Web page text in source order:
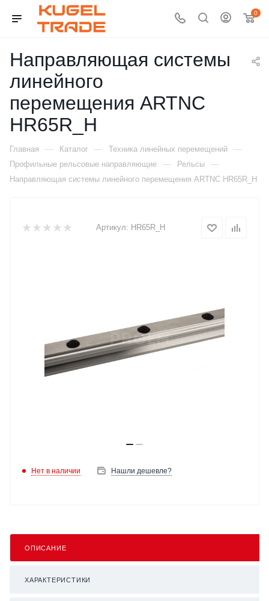
0
Направляющая системы
линейного
перемещения ARTNC
HR65R_H
Главная — Каталог — Техника линейных перемещений —
Профильные рельсовые направляющие — Рельсы —
Направляющая системы линейного перемещения ARTNC HR65R_H
Артикул: HR65R_H
Нет в наличии Нашли дешевле?
ОПИСАНИЕ
ХАРАКТЕРИСТИКИ